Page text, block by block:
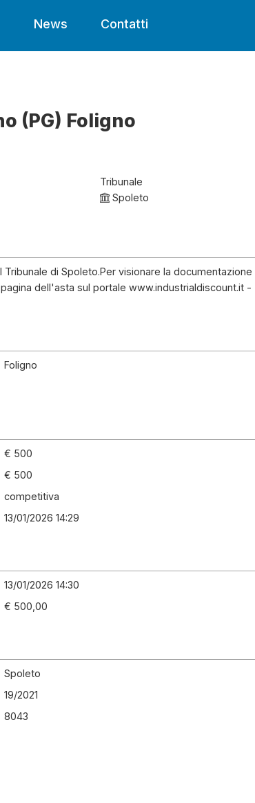
News Contatti
(PG) Foligno
Tribunale
Spoleto
di Spoleto.Per visionare la documentazione
dell'asta sul portale www.industrialdiscount.it -
Foligno
€ 500
€ 500
competitiva
13/01/2026 14:29
13/01/2026 14:30
€ 500,00
Spoleto
19/2021
8043